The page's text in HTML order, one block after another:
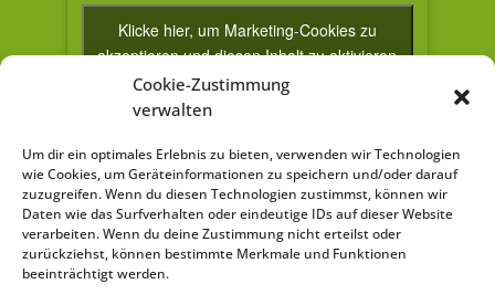
Cookie-Zustimmung
verwalten
Um dir ein optimales Erlebnis zu bieten, verwenden wir Technologien
wie Cookies, um Geräteinformationen zu speichern und/oder darauf
zuzugreifen. Wenn du diesen Technologien zustimmst, können wir
Daten wie das Surfverhalten oder eindeutige IDs auf dieser Website
verarbeiten. Wenn du deine Zustimmung nicht erteilst oder
zurückziehst, können bestimmte Merkmale und Funktionen
beeinträchtigt werden.
VERANSTALTUNGSORT
Gläserner Bauernhof
Breitenfelder Straße 40
Markneukirchen
Klicke hier, um Marketing-Cookies zu
akzeptieren und diesen Inhalt zu aktivieren